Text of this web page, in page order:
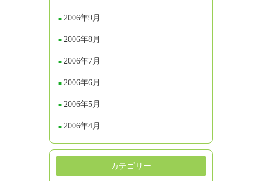
2006年9月
2006年8月
2006年7月
2006年6月
2006年5月
2006年4月
カテゴリー